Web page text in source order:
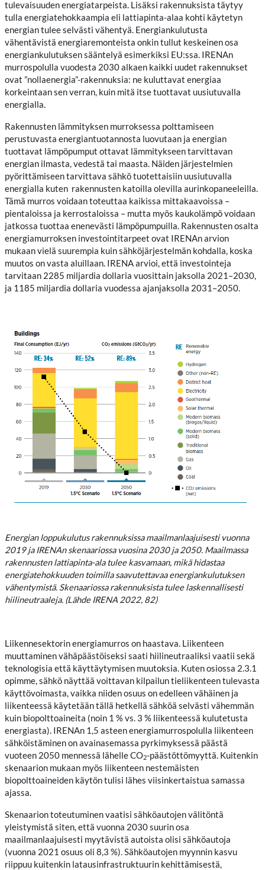
tulevaisuuden energiatarpeista. Lisäksi rakennuksista täytyy
tulla energiatehokkaampia eli lattiapinta-alaa kohti käytetyn
energian tulee selvästi vähentyä. Energiankulutusta
vähentävistä energiaremonteista onkin tullut keskeinen osa
energiankulutuksen sääntelyä esimerkiksi EU:ssa. IRENAn
murrospolulla vuodesta 2030 alkaen kaikki uudet rakennukset
ovat ”nollaenergia”-rakennuksia: ne kuluttavat energiaa
korkeintaan sen verran, kuin mitä itse tuottavat uusiutuvalla
energialla.
Rakennusten lämmityksen murroksessa polttamiseen
perustuvasta energiantuotannosta luovutaan ja energian
tuottavat lämpöpumput ottavat lämmitykseen tarvittavan
energian ilmasta, vedestä tai maasta. Näiden järjestelmien
pyörittämiseen tarvittava sähkö tuotettaisiin uusiutuvalla
energialla kuten rakennusten katoilla olevilla aurinkopaneeleilla.
Tämä murros voidaan toteuttaa kaikissa mittakaavoissa –
pientaloissa ja kerrostaloissa – mutta myös kaukolämpö voidaan
jatkossa tuottaa enenevästi lämpöpumpuilla. Rakennusten osalta
energiamurroksen investointitarpeet ovat IRENAn arvion
mukaan vielä suurempia kuin sähköjärjestelmän kohdalla, koska
muutos on vasta aluillaan. IRENA arvioi, että investointeja
tarvitaan 2285 miljardia dollaria vuosittain jaksolla 2021–2030,
ja 1185 miljardia dollaria vuodessa ajanjaksolla 2031–2050.
Energian loppukulutus rakennuksissa maailmanlaajuisesti vuonna
2019 ja IRENAn skenaariossa vuosina 2030 ja 2050. Maailmassa
rakennusten lattiapinta-ala tulee kasvamaan, mikä hidastaa
energiatehokkuuden toimilla saavutettavaa energiankulutuksen
vähentymistä. Skenaariossa rakennuksista tulee laskennallisesti
hiilineutraaleja. (Lähde IRENA 2022, 82)
Liikennesektorin energiamurros on haastava. Liikenteen
muuttaminen vähäpäästöiseksi saati hiilineutraaliksi vaatii sekä
teknologisia että käyttäytymisen muutoksia. Kuten osiossa 2.3.1
opimme, sähkö näyttää voittavan kilpailun tieliikenteen tulevasta
käyttövoimasta, vaikka niiden osuus on edelleen vähäinen ja
liikenteessä käytetään tällä hetkellä sähköä selvästi vähemmän
kuin biopolttoaineita (noin 1 % vs. 3 % liikenteessä kulutetusta
energiasta). IRENAn 1,5 asteen energiamurrospolulla liikenteen
sähköistäminen on avainasemassa pyrkimyksessä päästä
vuoteen 2050 mennessä lähelle CO2-päästöttömyyttä. Kuitenkin
skenaarion mukaan myös liikenteen nestemäisten
biopolttoaineiden käytön tulisi lähes viisinkertaistua samassa
ajassa.
Skenaarion toteutuminen vaatisi sähköautojen välitöntä
yleistymistä siten, että vuonna 2030 suurin osa
maailmanlaajuisesti myytävistä autoista olisi sähköautoja
(vuonna 2021 osuus oli 8,3 %). Sähköautojen myynnin kasvu
riippuu kuitenkin latausinfrastruktuurin kehittämisestä,